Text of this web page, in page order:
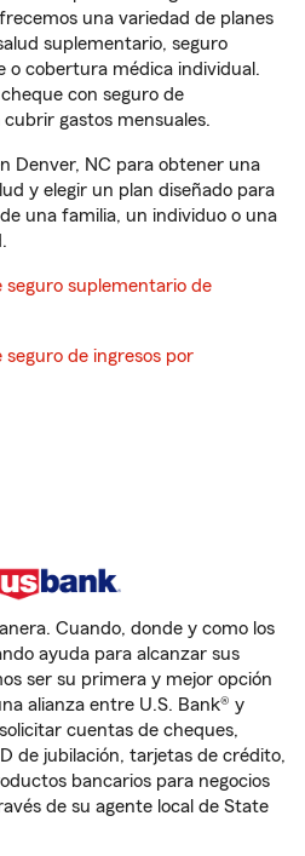
una variedad de planes
suplementario, seguro
o cobertura médica individual.
con seguro de
gastos mensuales.
Denver, NC para obtener una
y elegir un plan diseñado para
una familia, un individuo o una
seguro suplementario de
seguro de ingresos por
Cuando, donde y como los
ayuda para alcanzar sus
ser su primera y mejor opción
alianza entre U.S. Bank® y
cuentas de cheques,
de jubilación, tarjetas de crédito,
bancarios para negocios
de su agente local de State